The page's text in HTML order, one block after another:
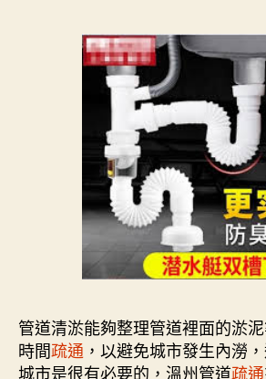
管道清淤能夠整理管道裡面的淤
時間疏通 ，以避免城市發生內澇
城市是很有必要的，溫州管道疏通